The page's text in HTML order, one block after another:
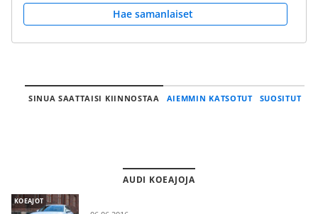
Hae samanlaiset
SINUA SAATTAISI KIINNOSTAA AIEMMIN KATSOTUT SUOSITUT
AUDI KOEAJOJA
KOEAJOT